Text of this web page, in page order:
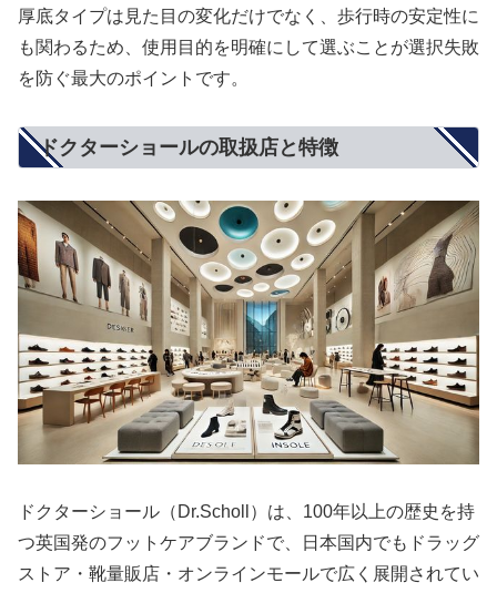
厚底タイプは見た目の変化だけでなく、歩行時の安定性に
も関わるため、使用目的を明確にして選ぶことが選択失敗
を防ぐ最大のポイントです。
ドクターショールの取扱店と特徴
ドクターショール（Dr.Scholl）は、100年以上の歴史を持
つ英国発のフットケアブランドで、日本国内でもドラッグ
ストア・靴量販店・オンラインモールで広く展開されてい